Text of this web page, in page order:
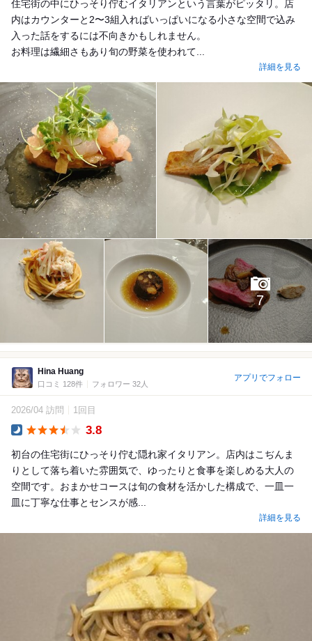
住宅街の中にひっそり佇むイタリアンという言葉がピッタリ。店
内はカウンターと2〜3組入ればいっぱいになる小さな空間で込み
入った話をするには不向きかもしれません。
お料理は繊細さもあり旬の野菜を使われて...
詳細を見る
7
Hina Huang
口コミ 128件 フォロワー 32人
アプリでフォロー
2026/04 訪問 1回目
3.8
初台の住宅街にひっそり佇む隠れ家イタリアン。店内はこぢんま
りとして落ち着いた雰囲気で、ゆったりと食事を楽しめる大人の
空間です。おまかせコースは旬の食材を活かした構成で、一皿一
皿に丁寧な仕事とセンスが感...
詳細を見る